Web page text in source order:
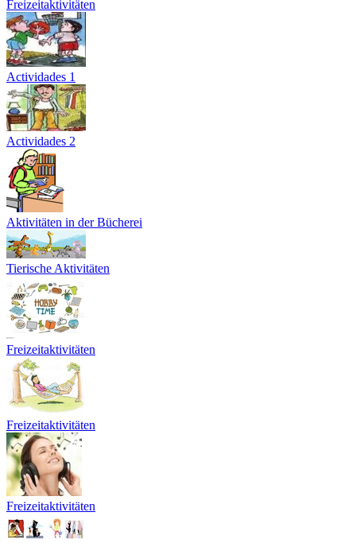
Freizeitaktivitäten
Actividades 1
Actividades 2
Aktivitäten in der Bücherei
Tierische Aktivitäten
Freizeitaktivitäten
Freizeitaktivitäten
Freizeitaktivitäten